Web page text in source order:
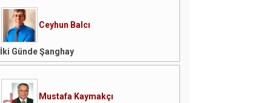
Ceyhun Balcı
İki Günde Şanghay
Mustafa Kaymakçı